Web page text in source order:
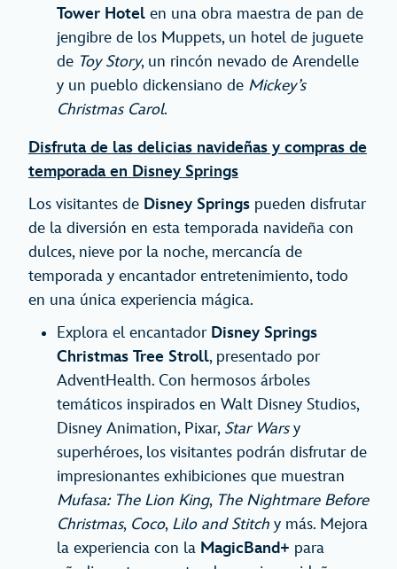
Tower Hotel en una obra maestra de pan de
jengibre de los Muppets, un hotel de juguete
de Toy Story, un rincón nevado de Arendelle
y un pueblo dickensiano de Mickey’s
Christmas Carol.
Disfruta de las delicias navideñas y compras de
temporada en Disney Springs
Los visitantes de Disney Springs pueden disfrutar
de la diversión en esta temporada navideña con
dulces, nieve por la noche, mercancía de
temporada y encantador entretenimiento, todo
en una única experiencia mágica.
Explora el encantador Disney Springs
Christmas Tree Stroll, presentado por
AdventHealth. Con hermosos árboles
temáticos inspirados en Walt Disney Studios,
Disney Animation, Pixar, Star Warsy
superhéroes, los visitantes podrán disfrutar de
impresionantes exhibiciones que muestran
Mufasa: The Lion King, The Nightmare Before
Christmas, Coco, Lilo and Stitch y más. Mejora
la experiencia con la MagicBand+ para